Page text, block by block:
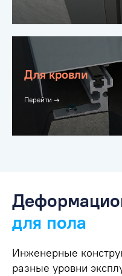
Для кровли
Перейти →
для пола
Инженерные
разные уровни